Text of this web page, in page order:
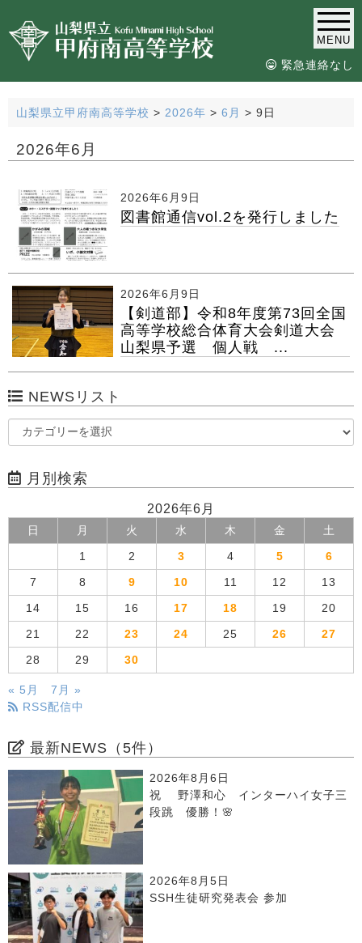
MENU
緊急連絡なし
山梨県立甲府南高等学校 > 2026年 > 6月 > 9日
2026年6月
2026年6月9日
図書館通信vol.2を発行しました
2026年6月9日
【剣道部】令和8年度第73回全国
高等学校総合体育大会剣道大会
山梨県予選 個人戦 ...
NEWSリスト
月別検索
2026年6月
日 月 火 水 木 金 土
1 2 3 4 5 6
7 8 9 10 11 12 13
14 15 16 17 18 19 20
21 22 23 24 25 26 27
28 29 30
« 5月
7月 »
RSS配信中
最新NEWS（5件）
2026年8月6日
祝 野澤和心 インターハイ女子三
段跳 優勝！🌸
2026年8月5日
SSH生徒研究発表会 参加